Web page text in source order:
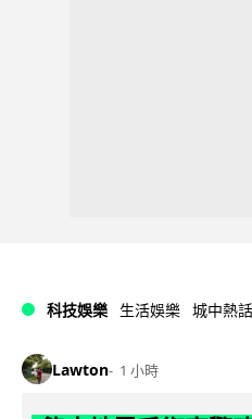
科技娛樂 生活娛樂 城中熱話
Lawton 1 小時